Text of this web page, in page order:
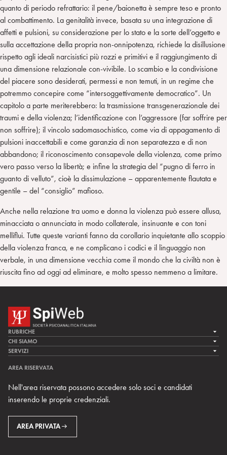
quanto di periodo refrattario: il pene/baionetta è sempre teso e pronto
al combattimento. La genitalità invece, basata su una integrazione di
affetti e pulsioni, su considerazione per lo stato e la sorte dell’oggetto e
sulla accettazione della propria non-onnipotenza, richiede la disillusione
rispetto agli ideali narcisistici più rozzi e primitivi e il raggiungimento di
una dimensione relazionale con-vivibile. Lo scambio e la condivisione
del piacere sono desiderati, permessi e non temuti, in un regime che
potremmo concepire come “intersoggettivamente democratico”. Un
capitolo a parte meriterebbero: la trasmissione transgenerazionale dei
traumi e della violenza; l’identificazione con l’aggressore (far soffrire per
non soffrire); il vincolo sadomasochistico, come via di appagamento di
pulsioni inaccettabili e come garanzia di non separatezza e di non
abbandono; il riconoscimento consapevole della violenza, come primo
vero passo verso la libertà; e infine la strategia del “pugno di ferro in
guanto di velluto”, cioè la dissimulazione – apparentemente flautata e
gentile – del “consiglio” mafioso.
Anche nella relazione tra uomo e donna la violenza può essere allusa,
minacciata o annunciata in modo collaterale, insinuante e con toni
melliflui. Tutte queste varianti fanno da corollario inquietante allo scoppio
della violenza franca, e ne complicano i codici e il linguaggio non
verbale, in una dimensione vecchia come il mondo che la civiltà non è
riuscita fino ad oggi ad eliminare, e molto spesso nemmeno a limitare.
RUBRICHE
LA CURA
LA RICERCA
MULTIMEDIA
CHI SIAMO
LA SPI
TEAM DI SPIWEB
CONTATTI
RIVISTE
SERVIZI
ARCHIVIO STORICO
AREA RISERVATA
Nell'area riservata possono accedere solo soci e candidati
inserendo le proprie credenziali.
AREA PRIVATA